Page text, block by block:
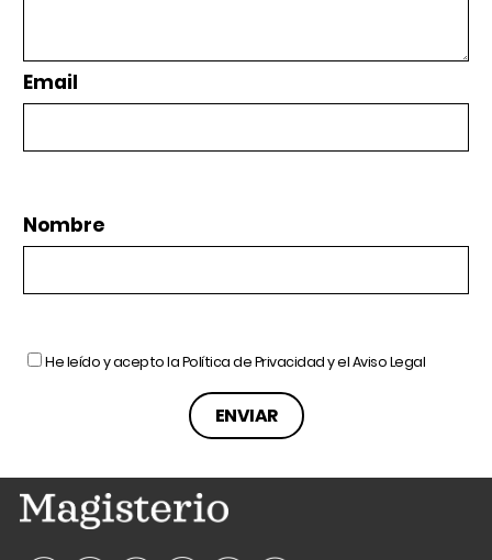
Email
Nombre
He leído y acepto laPolítica de Privacidady elAviso Legal